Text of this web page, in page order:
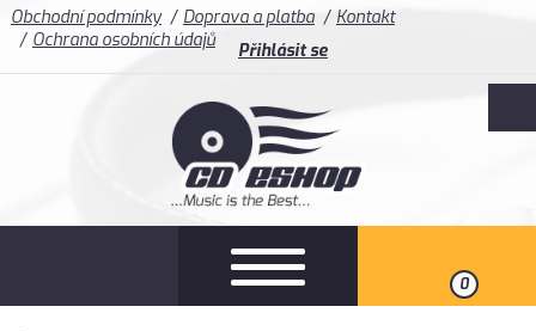
Obchodní podmínky Doprava a platba
Kontakt
Ochrana osobních údajů
Přihlásit se
0